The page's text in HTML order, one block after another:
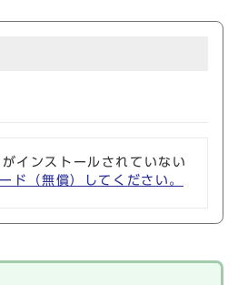
インストールされていない
（無償）してください。